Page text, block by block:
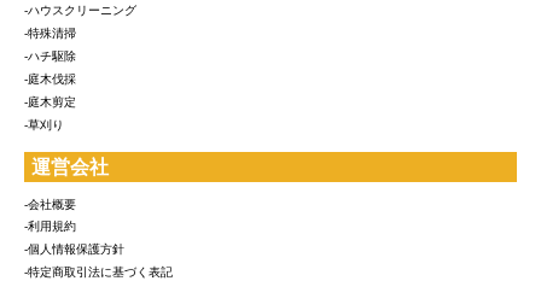
-ハウスクリーニング
-特殊清掃
-ハチ駆除
-庭木伐採
-庭木剪定
-草刈り
運営会社
-会社概要
-利用規約
-個人情報保護方針
-特定商取引法に基づく表記